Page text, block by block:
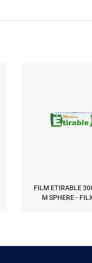
FILM ETIRABLE
M SPHERE -